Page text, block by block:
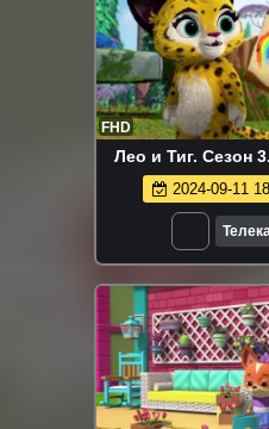
FHD
Лео и Тиг. Сезон
2024-09-11